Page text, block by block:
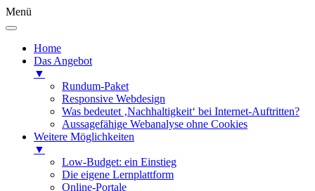
Menü
Home
Das Angebot
▼
Rundum-Paket
Responsive Webdesign
Was bedeutet ‚Nachhaltigkeit‘ bei Internet-Auftritten?
Aussagefähige Webanalyse ohne Cookies
Weitere Möglichkeiten
▼
Low-Budget: ein Einstieg
Die eigene Lernplattform
Online-Portale